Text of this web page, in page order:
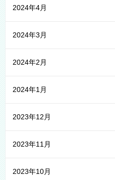
2024年4月
2024年3月
2024年2月
2024年1月
2023年12月
2023年11月
2023年10月